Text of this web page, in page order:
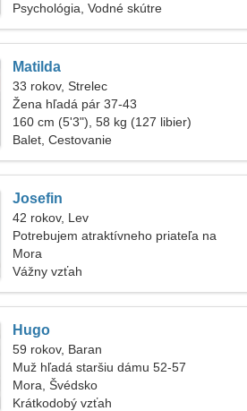
Psychológia, Vodné skútre
Matilda
33 rokov, Strelec
Žena hľadá pár 37-43
160 cm (5'3"), 58 kg (127 libier)
Balet, Cestovanie
Josefin
42 rokov, Lev
Potrebujem atraktívneho priateľa na
romantiku
Mora
Vážny vzťah
Hugo
59 rokov, Baran
Muž hľadá staršiu dámu 52-57
Mora, Švédsko
Krátkodobý vzťah